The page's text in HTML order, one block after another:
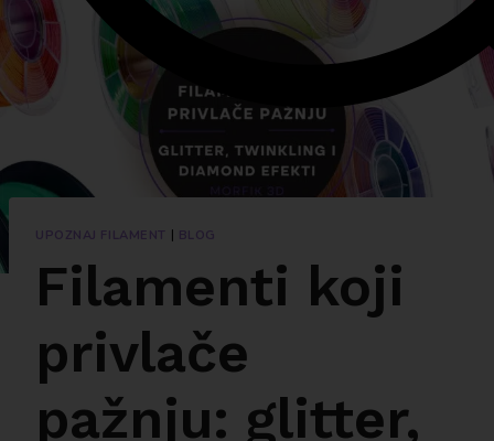
UPOZNAJ FILAMENT BLOG
Filamenti koji
privlače
pažnju: glitter,